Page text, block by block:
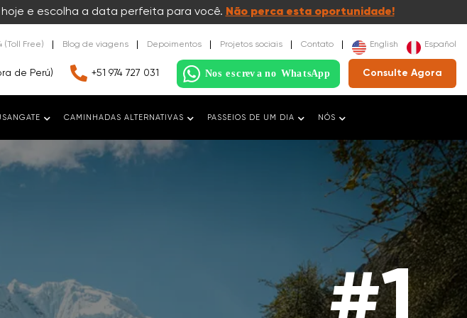
hoje e escolha a data perfeita para você. Não perca esta oportunidade!
(Toll Free) Blog de viagens Depoimentos Projetos sociais Contato English Español
de Perú) +51 974 727 031 Consulte Agora
CAMINHADAS ALTERNATIVAS PASSEIOS DE UM DIA NÓS